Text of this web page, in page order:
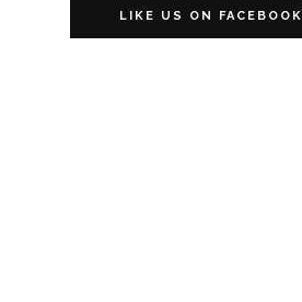
LIKE US ON FACEBOOK